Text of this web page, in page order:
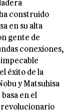
construido
en su alta
gente de
conexiones,
éxito de la
y Matsuhisa
en el
revolucionario